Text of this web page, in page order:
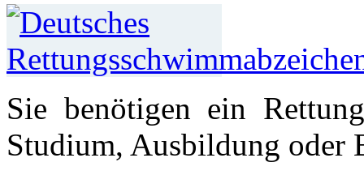
Sie benötigen ein
Studium, Aus­bildung oder